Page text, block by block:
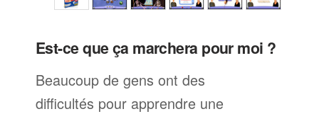
Est-ce que ça marchera pour moi ?
Beaucoup de gens ont des
difficultés pour apprendre une